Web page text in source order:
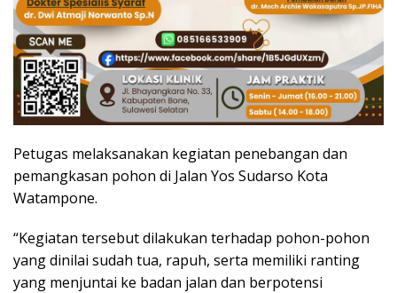
Petugas melaksanakan kegiatan penebangan dan
pemangkasan pohon di Jalan Yos Sudarso Kota
Watampone.
“Kegiatan tersebut dilakukan terhadap pohon-pohon
yang dinilai sudah tua, rapuh, serta memiliki ranting
yang menjuntai ke badan jalan dan berpotensi